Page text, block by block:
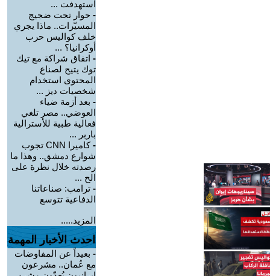
استهدفت ...
- حوار تحت ضجيج
المسيّرات.. ماذا يجري
خلف كواليس حرب
أوكرانيا؟ ...
- اتفاق شراكة مع تيك
توك يتيح لصناع
المحتوى استخدام
شخصيات ديز ...
- بعد أزمة ضياء
العوضي.. مصر تلغي
فعالية طبية للأسترالية
باربر ...
-
كاميرا CNN تجوب
شوارع دمشق.. وهذا ما
رصدته خلال نظرة على
الح ...
- ترامب: صناعاتنا
الدفاعية تتوسع
المزيد.....
احدث الأخبار المهمة
- بعيداً عن المفاوضات
مع عُمان.. مشرعون